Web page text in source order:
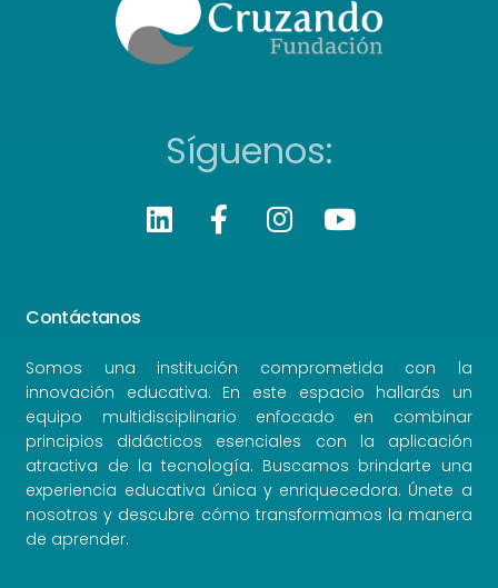
Síguenos:
Contáctanos
Somos una institución comprometida con la
innovación educativa. En este espacio hallarás un
equipo multidisciplinario enfocado en combinar
principios didácticos esenciales con la aplicación
atractiva de la tecnología. Buscamos brindarte una
experiencia educativa única y enriquecedora. Únete a
nosotros y descubre cómo transformamos la manera
de aprender.